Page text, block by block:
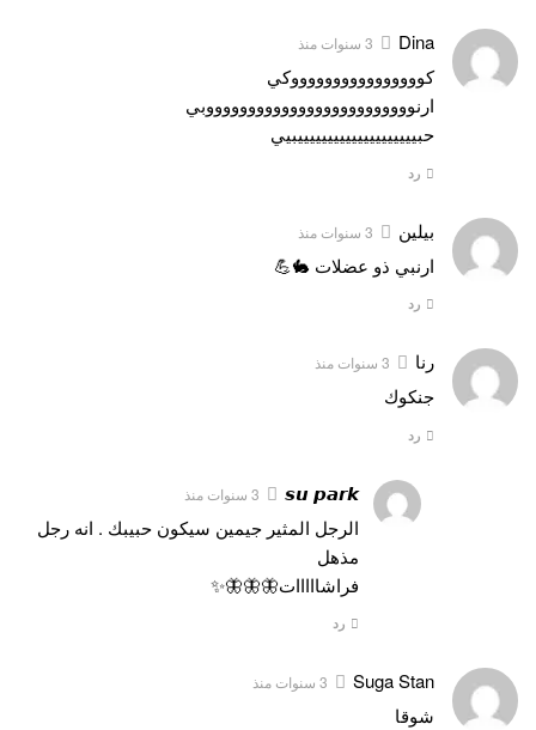
Dina 3 سنوات منذ
كووووووووووووووووكي
ارنوووووووووووووووووووووووووبي
حبييييييييييييييييييييبيي
رد
بيلين 3 سنوات منذ
ارنبي ذو عضلات 🐇💪
رد
رنا 3 سنوات منذ
جنكوك
رد
𝙨𝙪 𝙥𝙖𝙧𝙠 3 سنوات منذ
الرجل المثير جيمين سيكون حبيبك . انه رجل
مذهل
فراشااااات🦋🦋🦋✨
رد
Suga Stan 3 سنوات منذ
شوقا